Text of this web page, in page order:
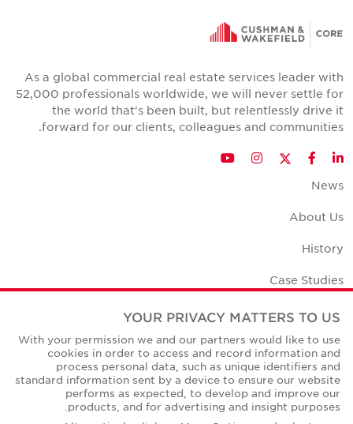
As a global commercial real estate services leader with
52,000 professionals worldwide, we will never settle for
the world that's been built, but relentlessly drive it
forward for our clients, colleagues and communities.
LinkedIn
Facebook
Twitter
Instagram
YouTube
News
About Us
History
Case Studies
Office Space Calculator
Careers
Contact Us
Office Locations
YOUR PRIVACY MATTERS TO US
With your permission we and our partners would like to use
cookies in order to access and record information and
process personal data, such as unique identifiers and
standard information sent by a device to ensure our website
performs as expected, to develop and improve our
products, and for advertising and insight purposes.